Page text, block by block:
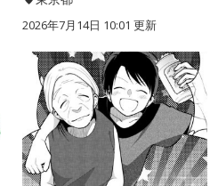
2026年7月14日 10:01 更新